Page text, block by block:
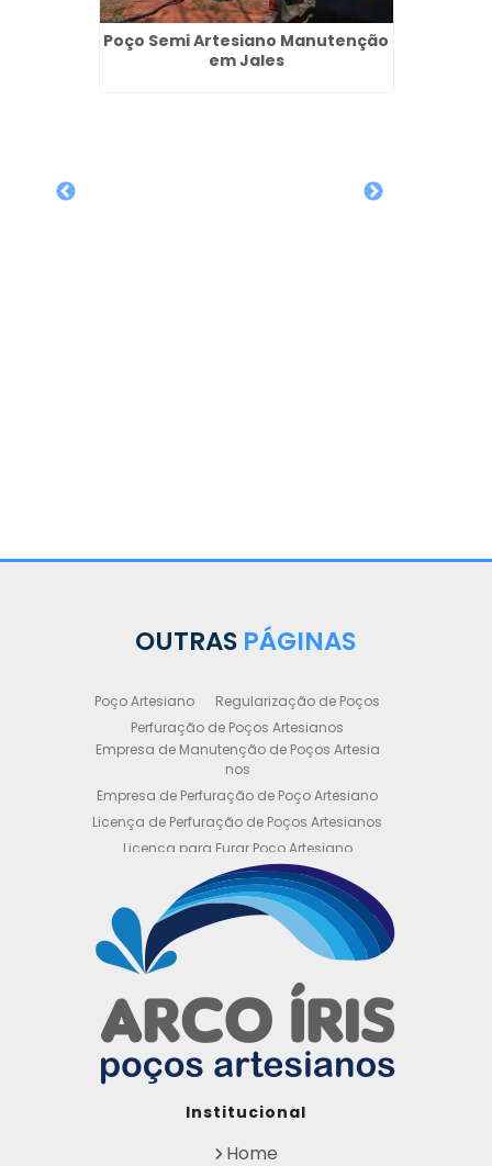
Poço Semi Artesiano Manutenção
em Jales
OUTRAS PÁGINAS
Poço Artesiano
Regularização de Poços
Perfuração de Poços Artesianos
Empresa de Manutenção de Poços Artesia
nos
Empresa de Perfuração de Poço Artesiano
Licença de Perfuração de Poços Artesianos
Licença para Furar Poço Artesiano
Licença para Perfuração de Poço Artesiano
Licença para Poço Semi Artesiano
Manutenção de Poço Semi Artesiano
Manutenção Preventiva de Poços Artesiano
Obtenha sua Licença de Perfuração de Poç
o Artesiano
Orçamento de Poço Semi Artesiano
Orçamento para Perfuração de Poço Artesi
ano
Outorga DAEE para Poço Artesiano
cos
Institucional
Home